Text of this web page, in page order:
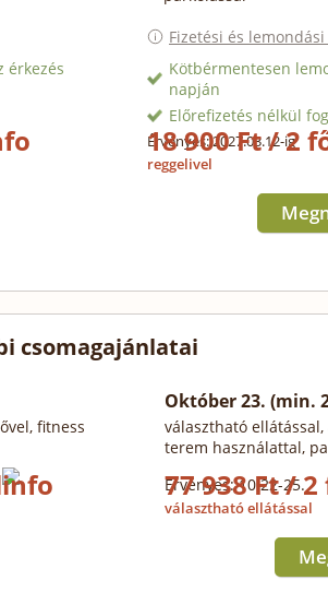
érkezés
Fizetési és
Kötbérmentesen
napján
Előrefizetés nélkül
Érvényes: 2027.03.12-ig
18 900 Ft / 2
reggelivel
csomagajánlatai
fitness
Október 23. (min.
választható
terem használattal,
Érvényes: 10.22-25.
77 938 Ft /
választható ellátással